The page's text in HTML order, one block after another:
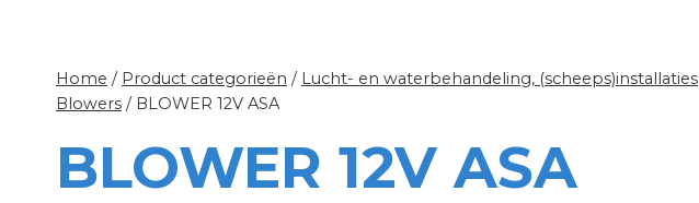
Home / Product categorieën / Lucht- en waterbehandeling, (scheeps)installaties
Blowers / BLOWER 12V ASA
BLOWER 12V ASA